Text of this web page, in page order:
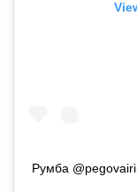
Румба